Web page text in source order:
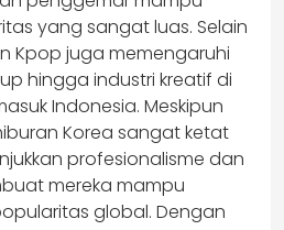
yang sangat luas. Selain
Kpop juga memengaruhi
hingga industri kreatif di
Indonesia. Meskipun
Korea sangat ketat
profesionalisme dan
mereka mampu
global. Dengan